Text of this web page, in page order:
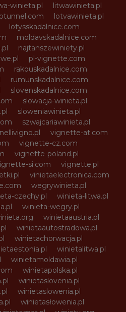
winieta.pl
litwawinieta.pl
lotvawinieta.pl
lotysskadalnice.com
moldavskadalnice.com
najtanszewiniety.pl
pl-vignette.com
rakouskadalnice.com
rumunskadalnice.com
slovenskadalnice.com
slowacja-winieta.pl
sloweniawinieta.pl
szwajcariawinieta.pl
vignette-at.com
vignette-cz.com
vignette-poland.pl
si.com
vignette.pl
vinietaelectronica.com
wegrywinieta.pl
czechy.pl
winieta-litwa.pl
winieta-wegry.pl
winietaaustria.pl
winietaautostradowa.pl
winietachorwacja.pl
winietalitwa.pl
winietamoldawia.pl
winietapolska.pl
winietaslovenia.pl
winietaslowenia.pl
winietasłowenia.pl